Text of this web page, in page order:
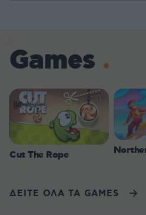
Games
Cut The Rope
ΔΕΙΤΕ ΟΛΑ ΤΑ GAMES